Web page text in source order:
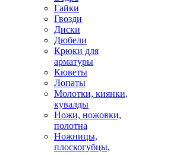
Гайки
Гвозди
Диски
Дюбели
Крюки для
арматуры
Кюветы
Лопаты
Молотки, киянки,
кувалды
Ножи, ножовки,
полотна
Ножницы,
плоскогубцы,